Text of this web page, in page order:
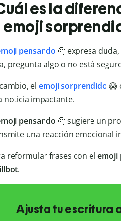
es la
emoji
pensando 🤔 expresa
pregunta algo o no está
el emoji sorprendido 😱
noticia impactante.
pensando 🤔 sugiere un
una reacción emocional
reformular frases con el emoji
.
Ajusta tu escritura